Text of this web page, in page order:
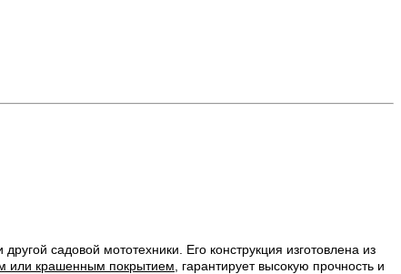
садовой мототехники. Его конструкция изготовлена из
или крашенным покрытием , гарантирует высокую прочность и